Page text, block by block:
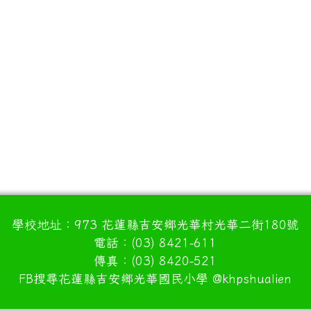
學校地址：973 花蓮縣吉安鄉光華村光華二街180號
電話：(03) 8421-611
傳真：(03) 8420-521
FB搜尋花蓮縣吉安鄉光華國民小學 @khpshualien